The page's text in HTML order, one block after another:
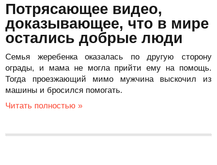
Потрясающее видео,
доказывающее, что в мире
остались добрые люди
Семья жеребенка оказалась по другую сторону
ограды, и мама не могла прийти ему на помощь.
Тогда проезжающий мимо мужчина выскочил из
машины и бросился помогать.
Читать полностью »